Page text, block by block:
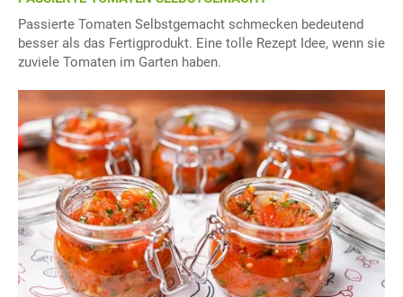
Passierte Tomaten Selbstgemacht schmecken bedeutend
besser als das Fertigprodukt. Eine tolle Rezept Idee, wenn sie
zuviele Tomaten im Garten haben.